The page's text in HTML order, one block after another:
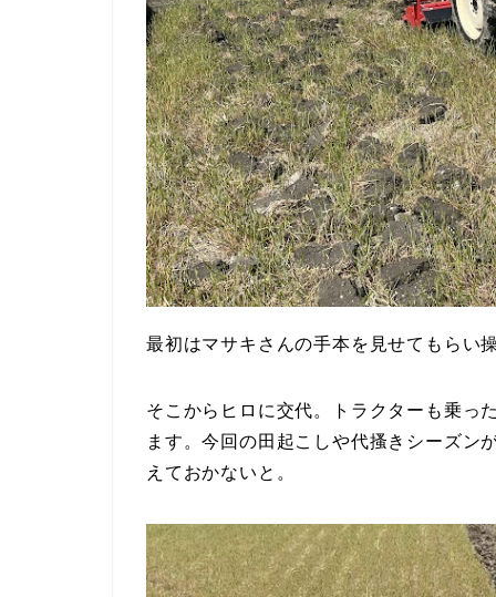
最初はマサキさんの手本を見せてもらい
そこからヒロに交代。トラクターも乗っ
ます。今回の田起こしや代搔きシーズン
えておかないと。